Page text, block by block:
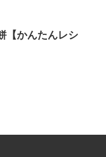
【かんたんレシ